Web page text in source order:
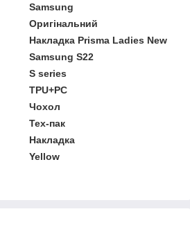
Samsung
Оригінальний
Накладка Prisma Ladies New
Samsung S22
S series
TPU+PC
Чохол
Тех-пак
Накладка
Yellow